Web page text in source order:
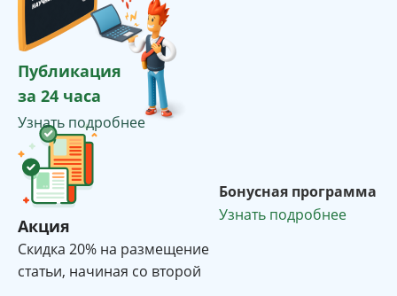
Публикация
за 24 часа
Узнать подробнее
Акция
Cкидка 20% на размещение
статьи, начиная со второй
Бонусная программа
Узнать подробнее